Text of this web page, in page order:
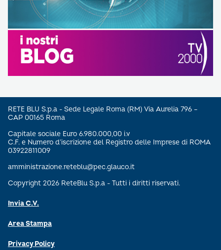
RETE BLU S.p.a - Sede Legale Roma (RM) Via Aurelia 796 –
CAP 00165 Roma
Capitale sociale Euro 6.980.000,00 i.v
C.F. e Numero d’iscrizione del Registro delle Imprese di ROMA
03922811009
amministrazione.reteblu@pec.glauco.it
Copyright 2026 ReteBlu S.p.a - Tutti i diritti riservati.
Invia C.V.
Area Stampa
Privacy Policy